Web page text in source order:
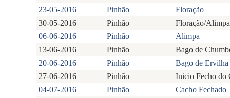
23-05-2016
Pinhão
Floração
30-05-2016
Pinhão
Floração/Alimpa
06-06-2016
Pinhão
Alimpa
13-06-2016
Pinhão
Bago de
20-06-2016
Pinhão
Bago de Ervilha
27-06-2016
Pinhão
Inicio Fecho do
04-07-2016
Pinhão
Cacho Fechado